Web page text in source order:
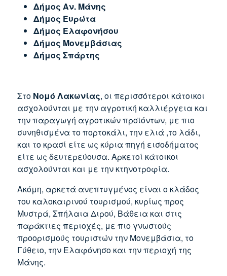
Δήμος Αν. Μάνης
Δήμος Ευρώτα
Δήμος Ελαφονήσου
Δήμος Μονεμβάσιας
Δήμος Σπάρτης
Στο Νομό Λακωνίας, οι περισσότεροι κάτοικοι
ασχολούνται με την αγροτική καλλιέργεια και
την παραγωγή αγροτικών προϊόντων, με πιο
συνηθισμένα το πορτοκάλι, την ελιά ,το λάδι,
και το κρασί είτε ως κύρια πηγή εισοδήματος
είτε ως δευτερεύουσα. Αρκετοί κάτοικοι
ασχολούνται και με την κτηνοτροφία.
Ακόμη, αρκετά ανεπτυγμένος είναι ο κλάδος
του καλοκαιρινού τουρισμού, κυρίως προς
Μυστρά, Σπήλαια Διρού, Βάθεια και στις
παράκτιες περιοχές, με πιο γνωστούς
προορισμούς τουριστών την Μονεμβάσια, το
Γύθειο, την Ελαφόνησο και την περιοχή της
Μάνης.